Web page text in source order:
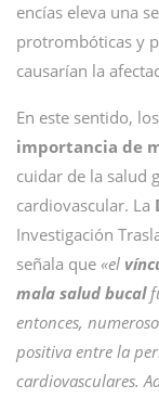
encías eleva una
protrombóticas y
causarían la
En este sentido,
importancia de
cuidar de la salud
cardiovascular. La
Investigación
señala que «el
mala salud bucal
entonces,
positiva entre la
cardiovasculares.